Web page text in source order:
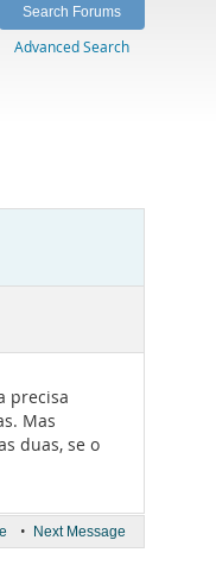
Advanced Search
precisa
Mas
duas, se o
• Next Message